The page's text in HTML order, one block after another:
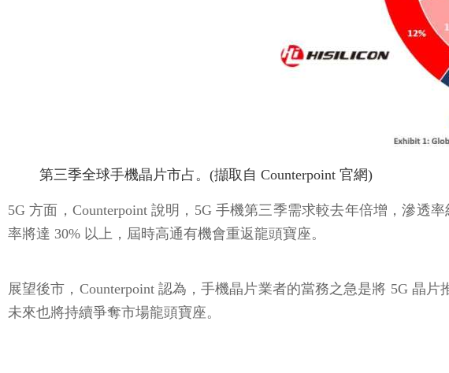
第三季全球手機晶片市占。(擷取自 Counterpoint 官網)
5G 方面，Counterpoint 說明，5G 手機第三季需求較去年倍增，滲透
率將達 30% 以上，屆時高通有機會重返龍頭寶座。
展望後市，Counterpoint 認為，手機晶片業者的當務之急是將 5G 晶
未來也將持續爭奪市場龍頭寶座。